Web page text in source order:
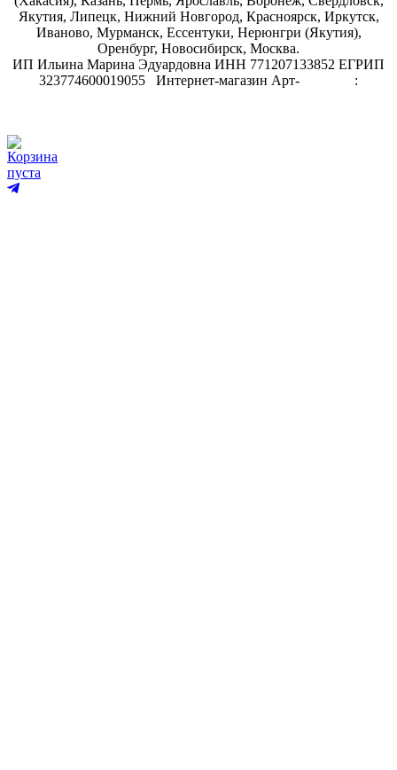
Якутия, Липецк, Нижний Новгород, Красноярск, Иркутск,
Иваново, Мурманск, Ессентуки, Нерюнгри (Якутия),
Оренбург, Новосибирск, Москва.
ИП Ильина Марина Эдуардовна ИНН 771207133852 ЕГРИП
323774600019055
Интернет-магазин Арт-
:
Корзина
пуста